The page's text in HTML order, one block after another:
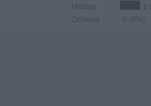
Middag
Ochtend
0 (0%)